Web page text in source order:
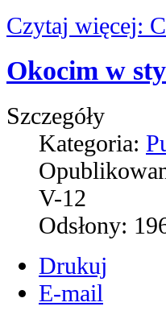
Czytaj więcej:
Okocim w
Szczegóły
Kategoria:
V-12
Odsłony:
Drukuj
E-mail